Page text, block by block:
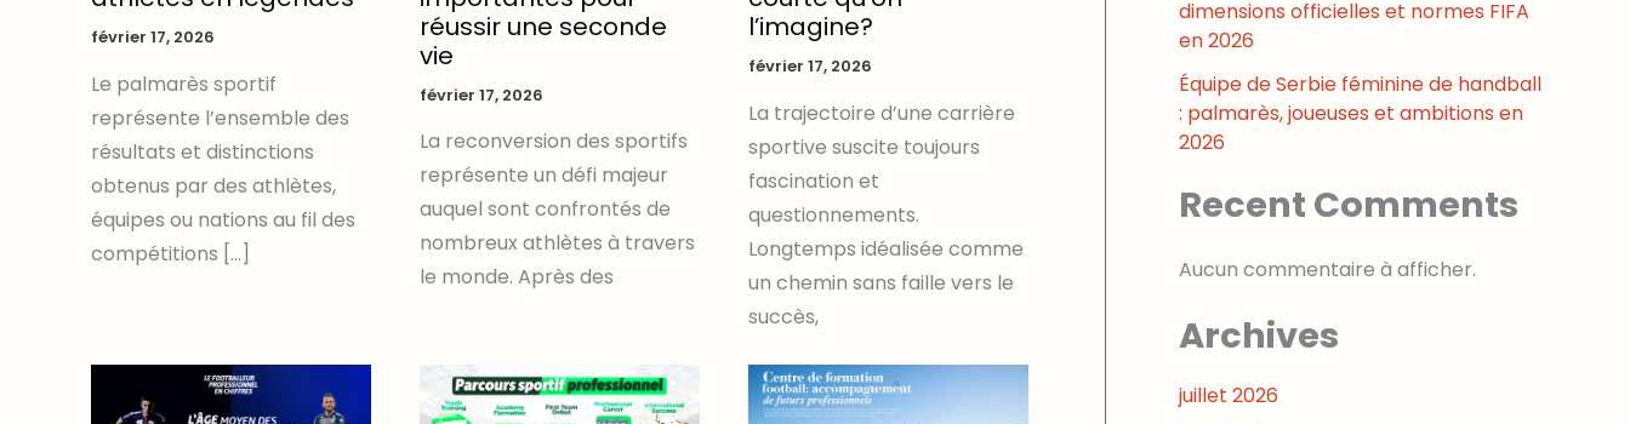
février 17, 2026
Le palmarès sportif
représente l’ensemble des
résultats et distinctions
obtenus par des athlètes,
équipes ou nations au fil des
compétitions […]
réussir une seconde
vie
février 17, 2026
La reconversion des sportifs
représente un défi majeur
auquel sont confrontés de
nombreux athlètes à travers
le monde. Après des
l’imagine?
février 17, 2026
La trajectoire d’une carrière
sportive suscite toujours
fascination et
questionnements.
Longtemps idéalisée comme
un chemin sans faille vers le
succès,
dimensions officielles et normes FIFA
en 2026
Équipe de Serbie féminine de handball
: palmarès, joueuses et ambitions en
2026
Recent Comments
Aucun commentaire à afficher.
Archives
juillet 2026